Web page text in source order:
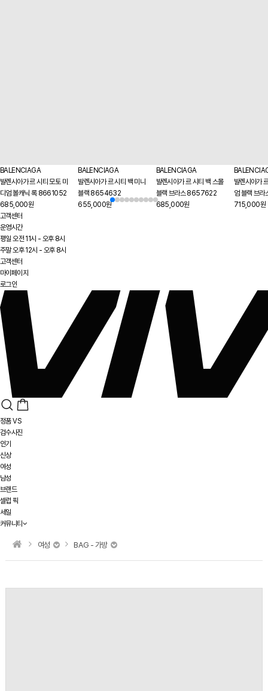
BALENCIAGA
발렌시아가 르 시티 모토 미
디엄 볼캐닉 록 8661052
685,000원
BALENCIAGA
발렌시아가 르 시티 백 미니
블랙 8654632
655,000원
BALENCIAGA
발렌시아가 르 시티 백 스몰
블랙 브라스 8657622
685,000원
발렌시아가
엄 블랙 브
715,000원
고객센터
운영시간
평일 오전 11시 - 오후 8시
주말 오후 12시 - 오후 8시
고객센터
마이페이지
로그인
정품 VS
검수사진
인기
신상
여성
남성
브랜드
셀럽 픽
세일
커뮤니티
여성 BAG - 가방